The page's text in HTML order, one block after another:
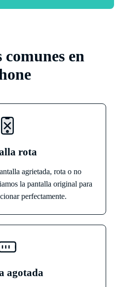
en
rota
agrietada, rota o no
la pantalla original para
perfectamente.
agotada